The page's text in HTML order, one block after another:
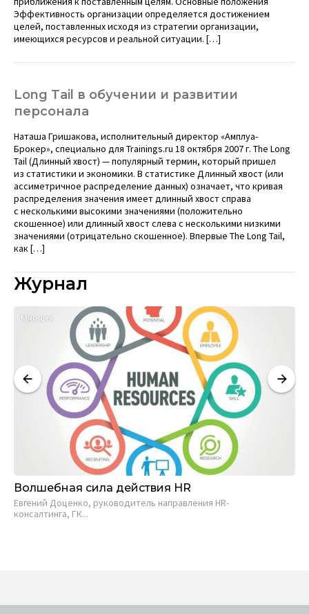
Эффективность организации определяется достижением
целей, поставленных исходя из стратегии организации,
имеющихся ресурсов и реальной ситуации. […]
Long Tail в обучении и развитии
персонала
Наташа Гришакова, исполнительный директор «Амплуа-
Брокер», специально для Trainings.ru 18 октября 2007 г. The Long
Tail (Длинный хвост) — популярный термин, который пришел
из статистики и экономики. В статистике Длинный хвост (или
ассиметричное распределение данных) означает, что кривая
распределения значения имеет длинный хвост справа
с несколькими высокими значениями (положительно
скошенное) или длинный хвост слева с несколькими низкими
значениями (отрицательно скошенное). Впервые The Long Tail,
как […]
Журнал
Мнения
Волшебная сила действия HR
Евгений Доценко, руководитель направления HR-
консалтинга, ГК...